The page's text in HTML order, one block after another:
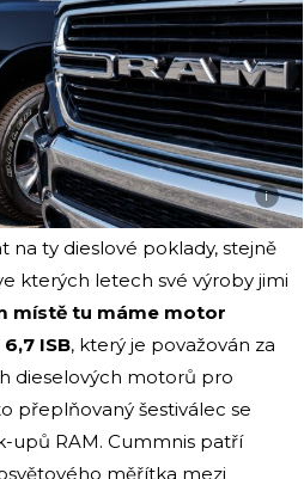
i
na ty dieslové poklady, stejně
kterých letech své výroby jimi
místě tu máme motor
ISB, který je považován za
dieselových motorů pro
přeplňovaný šestiválec se
upů RAM. Cummnis patří
měřítka mezi